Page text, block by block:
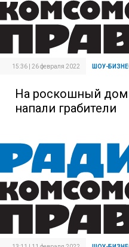
15:36 | 26 февраля 2022 ШОУ-
На роскошный
напали грабители